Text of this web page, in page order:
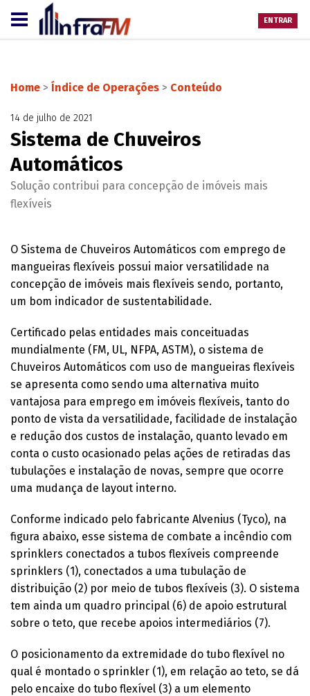
ENTRAR
Home > Índice de Operações > Conteúdo
14 de julho de 2021
Sistema de Chuveiros
Automáticos
Solução contribui para concepção de imóveis mais
flexíveis
O Sistema de Chuveiros Automáticos com emprego de
mangueiras flexíveis possui maior versatilidade na
concepção de imóveis mais flexíveis sendo, portanto,
um bom indicador de sustentabilidade.
Certificado pelas entidades mais conceituadas
mundialmente (FM, UL, NFPA, ASTM), o sistema de
Chuveiros Automáticos com uso de mangueiras flexíveis
se apresenta como sendo uma alternativa muito
vantajosa para emprego em imóveis flexíveis, tanto do
ponto de vista da versatilidade, facilidade de instalação
e redução dos custos de instalação, quanto levado em
conta o custo ocasionado pelas ações de retiradas das
tubulações e instalação de novas, sempre que ocorre
uma mudança de layout interno.
Conforme indicado pelo fabricante Alvenius (Tyco), na
figura abaixo, esse sistema de combate a incêndio com
sprinklers conectados a tubos flexíveis compreende
sprinklers (1), conectados a uma tubulação de
distribuição (2) por meio de tubos flexíveis (3). O sistema
tem ainda um quadro principal (6) de apoio estrutural
sobre o teto, que recebe apoios intermediários (7).
O posicionamento da extremidade do tubo flexível no
qual é montado o sprinkler (1), em relação ao teto, se dá
pelo encaixe do tubo flexível (3) a um elemento